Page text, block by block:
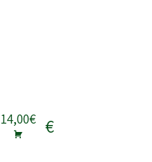
14,00€ €